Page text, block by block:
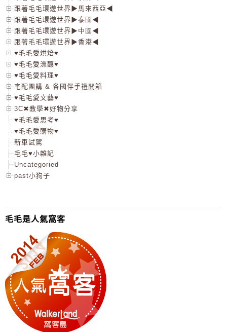
跟著毛毛環遊世界▶馬來西亞◀
跟著毛毛環遊世界▶泰國◀
跟著毛毛環遊世界▶中國◀
跟著毛毛環遊世界▶香港◀
♥毛毛愛烘焙♥
♥毛毛愛漂釀♥
♥毛毛愛料理♥
宅配團購 & 各國伴手禮開箱
♥毛毛愛文藝♥
3C✖教學✖好物分享
♥毛毛愛思考♥
♥毛毛愛購物♥
新車試駕
毛毛♥小雜記
Uncategoried
past小狗子
毛毛是人氣窩客